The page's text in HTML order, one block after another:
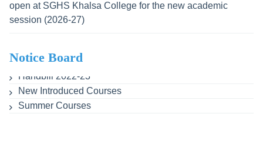
open at SGHS Khalsa College for the new academic
session (2026-27)
Notice Board
Handbill 2022-23
New Introduced Courses
Summer Courses